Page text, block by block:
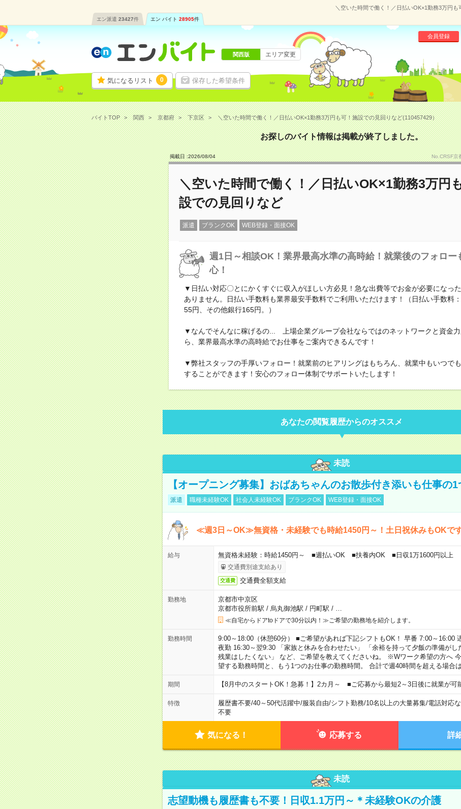
＼空いた時間で働く！／日払いOK×1勤務3万円
エン派遣 23427件 エン バイト 28905件
気になるリスト 0 保存した希望条件
会員登録
関西版 エリア変更
バイトTOP 関西 京都府 下京区 ＼空いた時間で働く！／日払いOK×1勤務3万円も可！施設での見回りなど(110457429）
お探しのバイト情報は掲載が終了しました。
掲載日 :2026/08/04 No.CRSF京
＼空いた時間で働く！／日払いOK×1勤務3万円
設での見回りなど
派遣 ブランクOK WEB登録・面接OK
週1日～相談OK！業界最高水準の高時給！就業後のフォロー
心！
▼日払い対応〇とにかくすぐに収入がほしい方必見！急な出費等でお金が必要になっ
ありません。日払い手数料も業界最安手数料でご利用いただけます！（日払い手数料
55円、その他銀行165円。）
▼なんでそんなに稼げるの... 上場企業グループ会社ならではのネットワークと資金
ら、業界最高水準の高時給でお仕事をご案内できるんです！
▼弊社スタッフの手厚いフォロー！就業前のヒアリングはもちろん、就業中もいつで
することができます！安心のフォロー体制でサポートいたします！
あなたの閲覧履歴からのオススメ
未読
【オープニング募集】おばあちゃんのお散歩付き添いも仕事の1
派遣 職種未経験OK 社会人未経験OK ブランクOK WEB登録・面接OK
≪週3日～OK≫無資格・未経験でも時給1450円～！土日祝休みもOKです
給与 無資格未経験：時給1450円～ ■週払いOK ■扶養内OK ■日収1万1600円以上
交通費別途支給あり
交通費 交通費全額支給
勤務地
京都市中京区
京都市役所前駅 / 烏丸御池駅 / 円町駅 /
≪自宅からドアtoドアで30分以内！≫ご希望の勤務地を紹介します。
勤務時間
9:00～18:00（休憩60分） ■ご希望があれば下記シフトもOK！ 早番 7:00～16:00
夜勤 16:30～翌9:30 「家族と休みを合わせたい」 「余裕を持って夕飯の準備がし
残業はしたくない」 など、ご希望を教えてくださいね。 ※Wワーク希望の方へ
望する勤務時間と、もう1つのお仕事の勤務時間。 合計で週40時間を超える場合
期間 【8月中のスタートOK！急募！】2カ月～ ■ご応募から最短2～3日後に就業が可
特徴 履歴書不要/40～50代活躍中/服装自由/シフト勤務/10名以上の大量募集/電話対応
不要
気になる！ 応募する 詳
未読
志望動機も履歴書も不要！日収1.1万円～＊未経験OKの介護